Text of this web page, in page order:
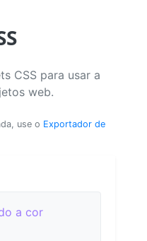
CSS para usar a
web.
use o Exportador de
a cor